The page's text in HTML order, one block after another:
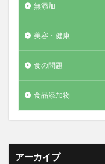
無添加
美容・健康
食の問題
食品添加物
アーカイブ